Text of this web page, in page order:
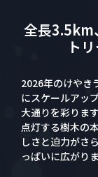
全長3.5km
ト
2026年のけやき
にスケールアッ
大通りを彩ります
点灯する樹木の
しさと迫力がさ
っぱいに広がりま